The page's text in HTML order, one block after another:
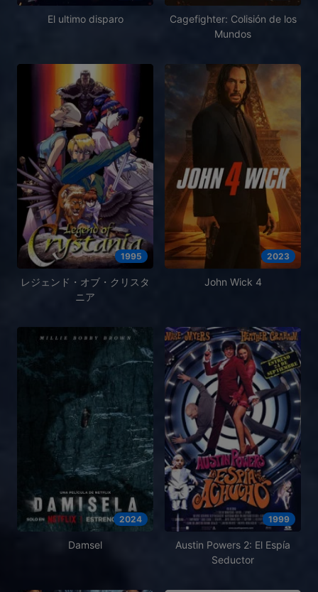
El ultimo disparo
Cagefighter: Colisión de los
Mundos
1995
レジェンド・オブ・クリスタ
ニア
2023
John Wick 4
2024
Damsel
1999
Austin Powers 2: El Espía
Seductor